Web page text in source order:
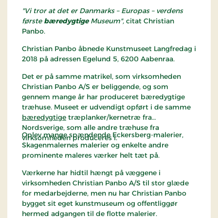
præstegården i 1898. Det ældste inventar er den
gamle døbefont fra romansk tid, der blandt andet
er udsmykket med udhuggede blade.
Alterbordet og altertavlen er skåret af en
snedkermester fra Flensborg i 1894. På altertavlen
kan man se malerier med motiver fra det gamle
testamente. Prædikestolen og den tilhørende
himmel er ligeledes fra 1894 og skåret i fyrretræ.
Der findes gravsten helt tilbage fra 1831 og en sten
fra 1848 over en husar, der faldt i 1. Slesvigske Krig
1848-1851.
Man finder også et monument over sognets faldne
i 1. Verdenskrig 1914-1918.
Kirkens orgel er bygget 1894 af Marcussen & Søn i
Aabenraa. Orgelet blev udbygget og er herefter
kommet op på i alt 22 stemmer, fra de daværende
12 stemmer.
"Vi tror at det er Danmarks – Europas – verdens
første bæredygtigeMuseum", citat Christian
Panbo.
Christian Panbo åbnede Kunstmuseet Langfredag i
2018 på adressen Egelund 5, 6200 Aabenraa.
Det er på samme matrikel, som virksomheden
Christian Panbo A/S er beliggende, og som
gennem mange år har produceret bæredygtige
træhuse. Museet er udvendigt opført i de samme
bæredygtige træplanker/kernetræ fra
Nordsverige, som alle andre træhuse fra
virksomheden produceres i.
Oplev mange spændende Eckersberg-malerier,
Skagenmalernes malerier og enkelte andre
prominente maleres værker helt tæt på.
Værkerne har hidtil hængt på væggene i
virksomheden Christian Panbo A/S til stor glæde
for medarbejderne, men nu har Christian Panbo
bygget sit eget kunstmuseum og offentliggør
hermed adgangen til de flotte malerier.